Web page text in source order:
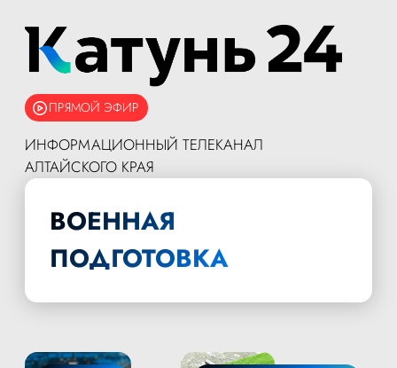
ПРЯМОЙ ЭФИР
ИНФОРМАЦИОННЫЙ ТЕЛЕКАНАЛ
АЛТАЙСКОГО КРАЯ
ВОЕННАЯ
ПОДГОТОВКА